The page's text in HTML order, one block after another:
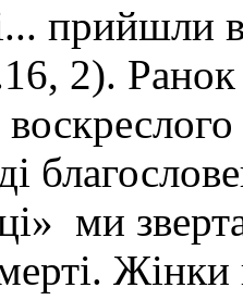
прийшли
2).
ми
Жінки